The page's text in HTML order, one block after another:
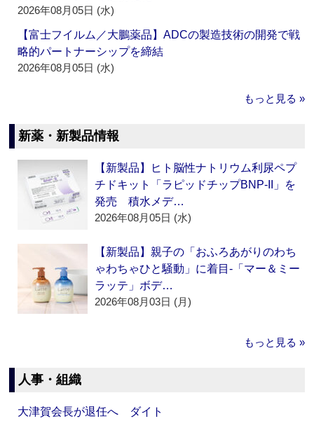
2026年08月05日 (水)
【富士フイルム／大鵬薬品】ADCの製造技術の開発で戦
略的パートナーシップを締結
2026年08月05日 (水)
もっと見る »
新薬・新製品情報
【新製品】ヒト脳性ナトリウム利尿ペプ
チドキット「ラピッドチップBNP-II」を
発売 積水メデ…
2026年08月05日 (水)
【新製品】親子の「おふろあがりのわち
ゃわちゃひと騒動」に着目‐「マー＆ミー
ラッテ」ボデ…
2026年08月03日 (月)
もっと見る »
人事・組織
大津賀会長が退任へ ダイト